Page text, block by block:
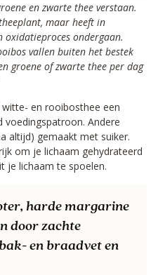
en zwarte thee verstaan.
maar heeft in
oxidatieproces ondergaan.
vallen buiten het bestek
groene of zwarte thee per dag
witte- en rooibosthee een
voedingspatroon. Andere
altijd) gemaakt met suiker.
om je lichaam gehydrateerd
je lichaam te spoelen.
harde margarine
door zachte
en braadvet en